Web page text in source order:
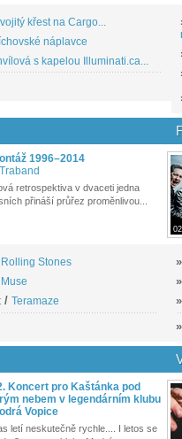
křest na Cargo...
náplavce
s kapelou Illuminati.ca...
1996–2014
Traband
retrospektiva v dvaceti jedna
přináší průřez proměnlivou...
Rolling Stones
Muse
/ Teramaze
»
»
»
»
Koncert pro Kaštánka pod
nebem v legendárním klubu
Vopice
letí neskutečně rychle.... I letos se